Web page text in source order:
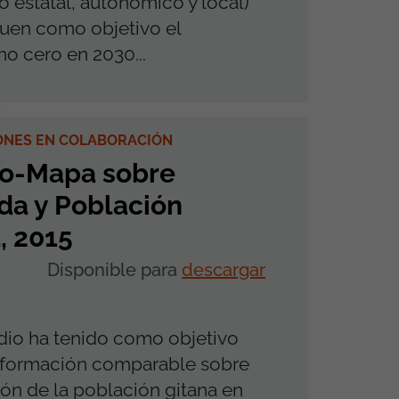
como objetivo el
cero en 2030...
EN COLABORACIÓN
Mapa sobre
y Población
2015
Disponible para descargar
ha tenido como objetivo
comparable sobre
de la población gitana en